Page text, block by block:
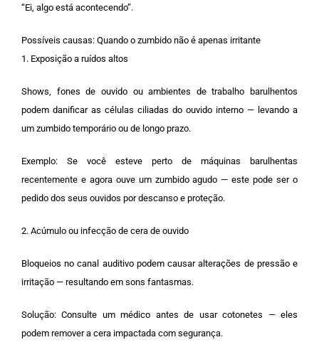
“Ei, algo está acontecendo”.
Possíveis causas: Quando o zumbido não é apenas irritante
1. Exposição a ruídos altos
Shows, fones de ouvido ou ambientes de trabalho barulhentos
podem danificar as células ciliadas do ouvido interno — levando a
um zumbido temporário ou de longo prazo.
Exemplo: Se você esteve perto de máquinas barulhentas
recentemente e agora ouve um zumbido agudo — este pode ser o
pedido dos seus ouvidos por descanso e proteção.
2. Acúmulo ou infecção de cera de ouvido
Bloqueios no canal auditivo podem causar alterações de pressão e
irritação — resultando em sons fantasmas.
Solução: Consulte um médico antes de usar cotonetes — eles
podem remover a cera impactada com segurança.